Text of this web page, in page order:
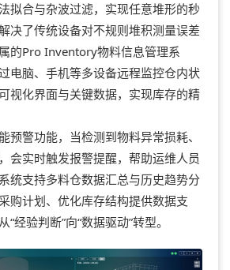
拟合与杂波过滤，实现任意堆形的秒
决了传统设备对不规则堆积测量误差
的Pro Inventory物料信息管理系
电脑、手机等多设备远程监控仓内状
视化界面与关键数据，实现库存的精
警功能，当检测到物料异常损耗、
会实时触发报警提醒，帮助运维人员
统支持多料仓数据汇总与历史趋势分
购计划、优化库存结构提供数据支
经验判断”向“数据驱动”转型。